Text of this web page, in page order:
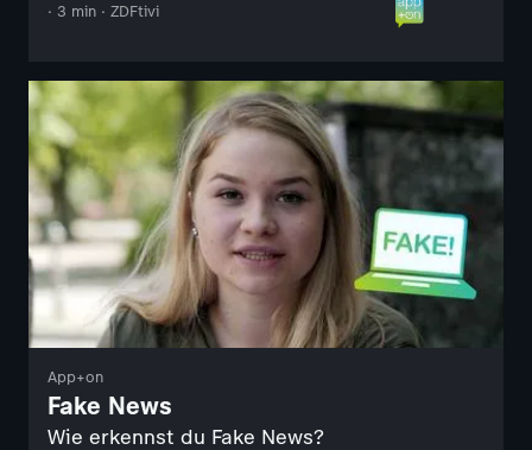
· 3 min · ZDFtivi
App+on
Fake News
Wie erkennst du Fake News?